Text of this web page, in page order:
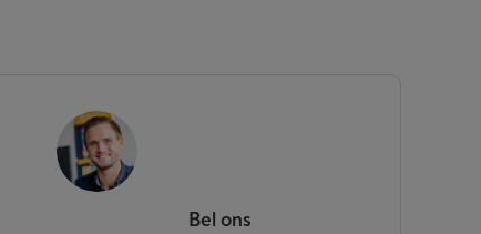
Bel ons